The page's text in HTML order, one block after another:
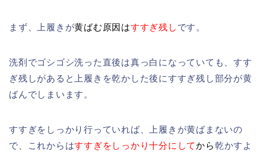
まず、上履きが黄ばむ原因はすすぎ残し です。
洗剤でゴシゴシ洗った直後は真っ白になっていても、すす
ぎ残しがあると上履きを乾かした後にすすぎ残し部分が黄
ばんでしまいます。
すすぎをしっかり行っていれば、上履きが黄ばまないの
で、これからはすすぎをしっかり十分にしてから乾かすよ